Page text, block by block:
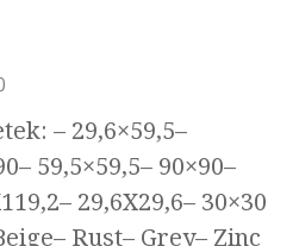
– 29,6×59,5–
59,5×59,5– 90×90–
29,6X29,6– 30×30
Rust– Grey– Zinc